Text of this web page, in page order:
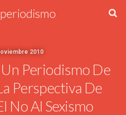
2010
Periodismo De
Perspectiva De
No Al Sexismo